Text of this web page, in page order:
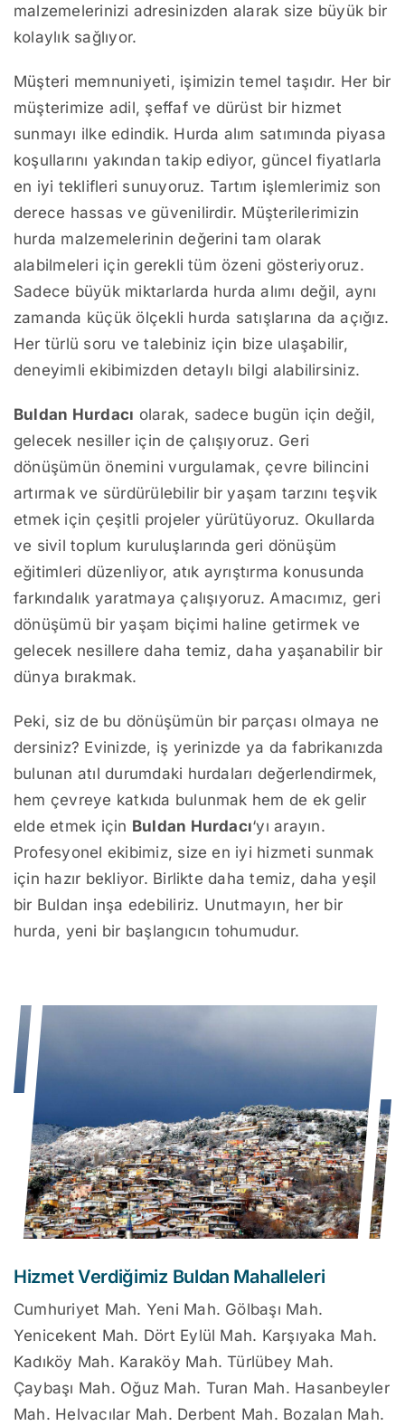
malzemelerinizi adresinizden alarak size büyük bir
kolaylık sağlıyor.
Müşteri memnuniyeti, işimizin temel taşıdır. Her bir
müşterimize adil, şeffaf ve dürüst bir hizmet
sunmayı ilke edindik. Hurda alım satımında piyasa
koşullarını yakından takip ediyor, güncel fiyatlarla
en iyi teklifleri sunuyoruz. Tartım işlemlerimiz son
derece hassas ve güvenilirdir. Müşterilerimizin
hurda malzemelerinin değerini tam olarak
alabilmeleri için gerekli tüm özeni gösteriyoruz.
Sadece büyük miktarlarda hurda alımı değil, aynı
zamanda küçük ölçekli hurda satışlarına da açığız.
Her türlü soru ve talebiniz için bize ulaşabilir,
deneyimli ekibimizden detaylı bilgi alabilirsiniz.
Buldan Hurdacı olarak, sadece bugün için değil,
gelecek nesiller için de çalışıyoruz. Geri
dönüşümün önemini vurgulamak, çevre bilincini
artırmak ve sürdürülebilir bir yaşam tarzını teşvik
etmek için çeşitli projeler yürütüyoruz. Okullarda
ve sivil toplum kuruluşlarında geri dönüşüm
eğitimleri düzenliyor, atık ayrıştırma konusunda
farkındalık yaratmaya çalışıyoruz. Amacımız, geri
dönüşümü bir yaşam biçimi haline getirmek ve
gelecek nesillere daha temiz, daha yaşanabilir bir
dünya bırakmak.
Peki, siz de bu dönüşümün bir parçası olmaya ne
dersiniz? Evinizde, iş yerinizde ya da fabrikanızda
bulunan atıl durumdaki hurdaları değerlendirmek,
hem çevreye katkıda bulunmak hem de ek gelir
elde etmek için Buldan Hurdacı‘yı arayın.
Profesyonel ekibimiz, size en iyi hizmeti sunmak
için hazır bekliyor. Birlikte daha temiz, daha yeşil
bir Buldan inşa edebiliriz. Unutmayın, her bir
hurda, yeni bir başlangıcın tohumudur.
Hizmet Verdiğimiz Buldan Mahalleleri
Cumhuriyet Mah. Yeni Mah. Gölbaşı Mah.
Yenicekent Mah. Dört Eylül Mah. Karşıyaka Mah.
Kadıköy Mah. Karaköy Mah. Türlübey Mah.
Çaybaşı Mah. Oğuz Mah. Turan Mah. Hasanbeyler
Mah. Helvacılar Mah. Derbent Mah. Bozalan Mah.